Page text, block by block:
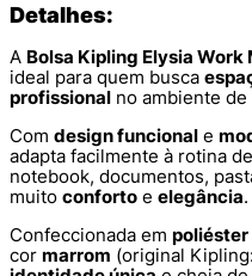
Detalhes:
A Bolsa Kipling Elysia
ideal para quem busca
profissional no ambiente de
Com design funcional e
adapta facilmente à rotina
notebook, documentos,
muito conforto e elegância.
Confeccionada em poliéster
cor marrom (original Kipling: